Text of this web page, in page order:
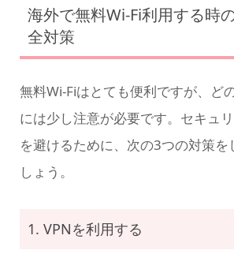
海外で無料Wi-Fi利用する時
全対策
無料Wi-Fiはとても便利ですが、ど
には少し注意が必要です。セキュ
を避けるために、次の3つの対策を
しょう。
1. VPNを利用する